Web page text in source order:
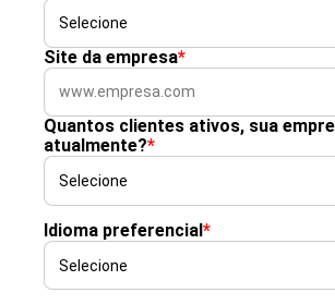
Site da empresa*
Quantos clientes ativos, sua
atualmente?*
Idioma preferencial*